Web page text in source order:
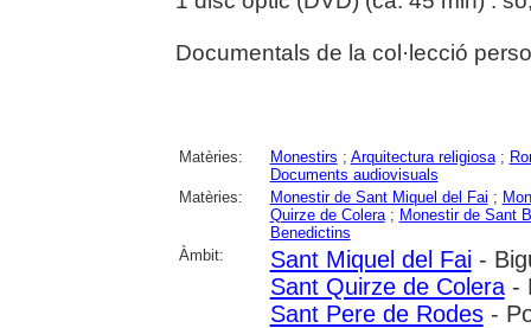
Documentals de la col·lecció
Matèries: Monestirs ; Arquitectura religiosa;
Documents audiovisuals
Matèries:
Monestir de Sant Miquel del Fai ;
Quirze de Colera; Monestir de Sant
Benedictins
Àmbit:
Sant Miquel del Fai-
Sant Quirze de Colera-
Sant Pere de Rodes-